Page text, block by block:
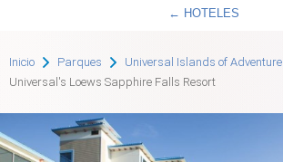
← HOTELES
Inicio Parques Universal Islands of Adventure
Universal's Loews Sapphire Falls Resort